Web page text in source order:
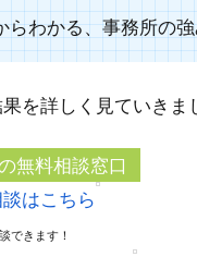
らわかる、事務所の
を詳しく見ていきま
無料相談窓口
はこちら
できます！